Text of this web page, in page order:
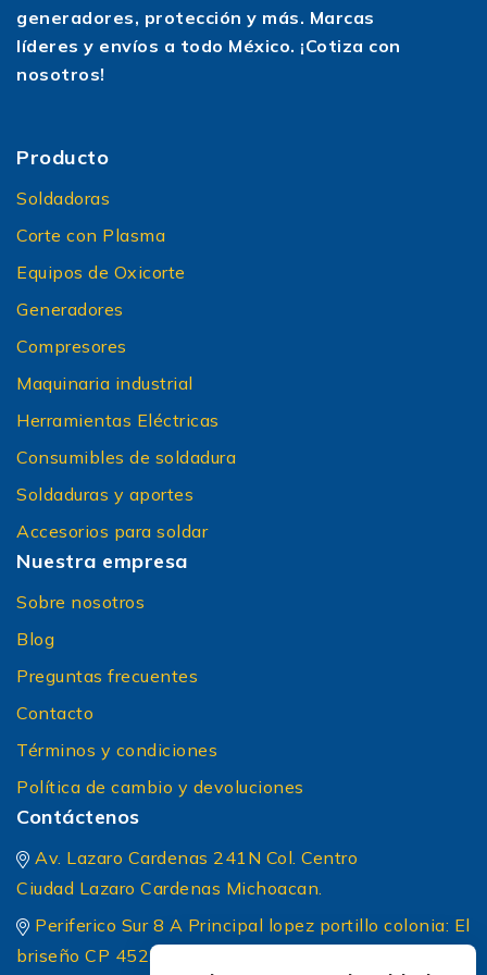
generadores, protección y más. Marcas
líderes y envíos a todo México. ¡Cotiza con
nosotros!
Producto
Soldadoras
Corte con Plasma
Equipos de Oxicorte
Generadores
Compresores
Maquinaria industrial
Herramientas Eléctricas
Consumibles de soldadura
Soldaduras y aportes
Accesorios para soldar
Nuestra empresa
Sobre nosotros
Blog
Preguntas frecuentes
Contacto
Términos y condiciones
Política de cambio y devoluciones
Contáctenos
Av. Lazaro Cardenas 241N Col. Centro
Ciudad Lazaro Cardenas Michoacan.
Periferico Sur 8 A Principal lopez portillo colonia: El
briseño CP 45236 Zapopan Jalisco